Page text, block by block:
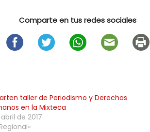
Comparte en tus redes sociales
taller de Periodismo y Derechos
en la Mixteca
de 2017